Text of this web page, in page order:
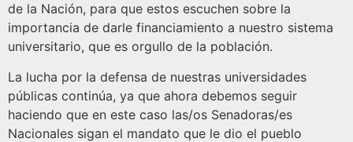
de la Nación, para que estos escuchen sobre la
importancia de darle financiamiento a nuestro sistema
universitario, que es orgullo de la población.
La lucha por la defensa de nuestras universidades
públicas continúa, ya que ahora debemos seguir
haciendo que en este caso las/os Senadoras/es
Nacionales sigan el mandato que le dio el pueblo